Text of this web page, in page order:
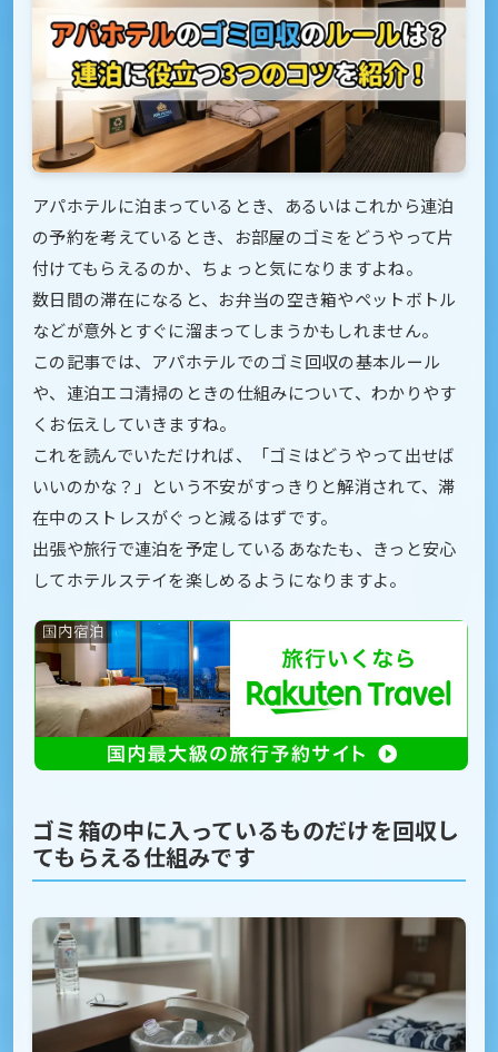
アパホテルに泊まっているとき、あるいはこれから連泊
の予約を考えているとき、お部屋のゴミをどうやって片
付けてもらえるのか、ちょっと気になりますよね。
数日間の滞在になると、お弁当の空き箱やペットボトル
などが意外とすぐに溜まってしまうかもしれません。
この記事では、アパホテルでのゴミ回収の基本ルール
や、連泊エコ清掃のときの仕組みについて、わかりやす
くお伝えしていきますね。
これを読んでいただければ、「ゴミはどうやって出せば
いいのかな？」という不安がすっきりと解消されて、滞
在中のストレスがぐっと減るはずです。
出張や旅行で連泊を予定しているあなたも、きっと安心
してホテルステイを楽しめるようになりますよ。
ゴミ箱の中に入っているものだけを回収し
てもらえる仕組みです